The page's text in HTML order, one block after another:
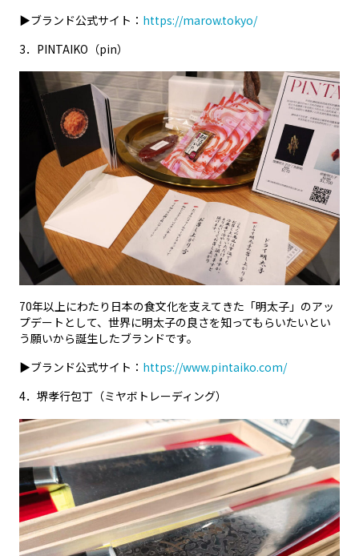
▶ブランド公式サイト： https://marow.tokyo/
3．PINTAIKO（pin）
70年以上にわたり日本の食文化を支えてきた「明太子」のアッ
プデートとして、世界に明太子の良さを知ってもらいたいとい
う願いから誕生したブランドです。
▶ブランド公式サイト： https://www.pintaiko.com/
4．堺孝行包丁（ミヤボトレーディング）